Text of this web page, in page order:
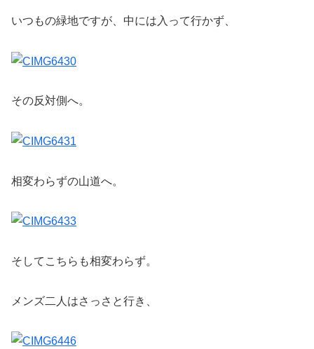
いつもの緑地ですが、中には入って行かず、
その反対側へ。
相変わらずの山道へ。
そしてこちらも相変わらず。
メンズ二人はさっさと行き、